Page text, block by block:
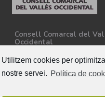
Utilitzem cookies per
nostre servei. Política de
Consell Comarcal del
Occidental
08227 - Terrassa
Tel. 93 727 35 34